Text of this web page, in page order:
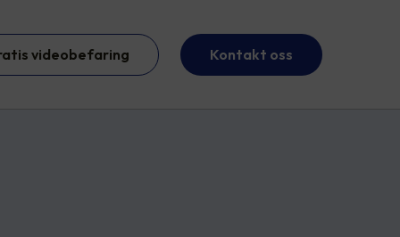
videobefaring Kontakt oss